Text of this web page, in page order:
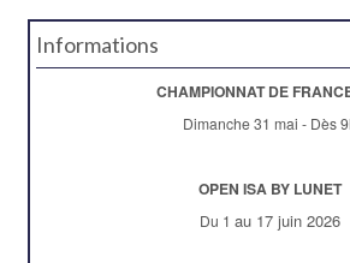
Informations
CHAMPIONNAT DE
Dimanche 31 mai - Dès
OPEN ISA BY LUNET
Du 1 au 17 juin 2026